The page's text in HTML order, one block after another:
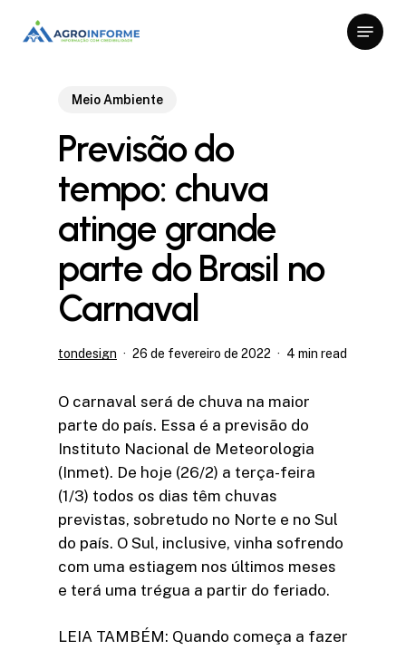
Menu
Meio Ambiente
Previsão do
tempo: chuva
atinge grande
parte do Brasil no
Carnaval
tondesign 26 de fevereiro de 2022 4 min read
O carnaval será de chuva na maior
parte do país. Essa é a previsão do
Instituto Nacional de Meteorologia
(Inmet). De hoje (26/2) a terça-feira
(1/3) todos os dias têm chuvas
previstas, sobretudo no Norte e no Sul
do país. O Sul, inclusive, vinha sofrendo
com uma estiagem nos últimos meses
e terá uma trégua a partir do feriado.
LEIA TAMBÉM: Quando começa a fazer